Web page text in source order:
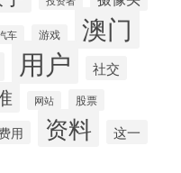
车 游戏 澳门
用户 社交
网站 股票
费用 资料 这一